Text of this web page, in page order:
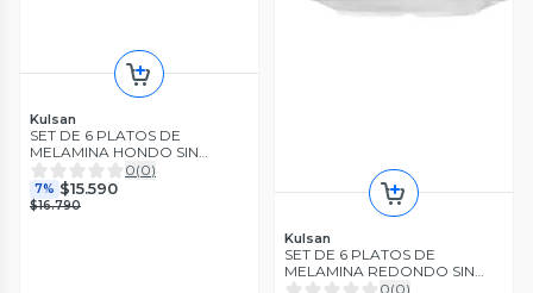
Kulsan
SET DE 6 PLATOS DE
MELAMINA HONDO SIN
BORDE BLANCO 19 CM LIN
0(0)
7% $15.590
$16.790
Kulsan
SET DE 6 PLATOS DE
MELAMINA REDONDO SIN
BORDE BLANCO 17 CM L
0(0)